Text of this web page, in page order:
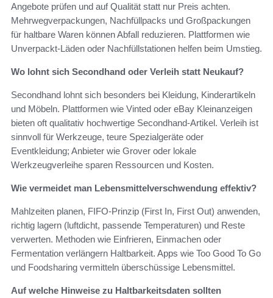
Angebote prüfen und auf Qualität statt nur Preis achten.
Mehrwegverpackungen, Nachfüllpacks und Großpackungen
für haltbare Waren können Abfall reduzieren. Plattformen wie
Unverpackt-Läden oder Nachfüllstationen helfen beim Umstieg.
Wo lohnt sich Secondhand oder Verleih statt Neukauf?
Secondhand lohnt sich besonders bei Kleidung, Kinderartikeln
und Möbeln. Plattformen wie Vinted oder eBay Kleinanzeigen
bieten oft qualitativ hochwertige Secondhand-Artikel. Verleih ist
sinnvoll für Werkzeuge, teure Spezialgeräte oder
Eventkleidung; Anbieter wie Grover oder lokale
Werkzeugverleihe sparen Ressourcen und Kosten.
Wie vermeidet man Lebensmittelverschwendung effektiv?
Mahlzeiten planen, FIFO-Prinzip (First In, First Out) anwenden,
richtig lagern (luftdicht, passende Temperaturen) und Reste
verwerten. Methoden wie Einfrieren, Einmachen oder
Fermentation verlängern Haltbarkeit. Apps wie Too Good To Go
und Foodsharing vermitteln überschüssige Lebensmittel.
Auf welche Hinweise zu Haltbarkeitsdaten sollten